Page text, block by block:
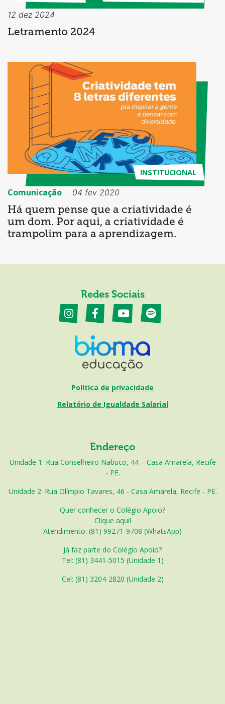
12 dez 2024
Letramento 2024
INSTITUCIONAL
Comunicação 04 fev 2020
Há quem pense que a criatividade é
um dom. Por aqui, a criatividade é
trampolim para a aprendizagem.
Redes Sociais
Política de privacidade
Relatório de Igualdade Salarial
Endereço
Unidade 1: Rua Conselheiro Nabuco, 44 – Casa Amarela, Recife
- PE.
Unidade 2: Rua Olímpio Tavares, 46 - Casa Amarela, Recife - PE.
Quer conhecer o Colégio Apoio?
Clique aqui!
Atendimento: (81) 99271-9708 (WhatsApp)
Já faz parte do Colégio Apoio?
Tel: (81) 3441-5015 (Unidade 1)
Cel: (81) 3204-2820 (Unidade 2)